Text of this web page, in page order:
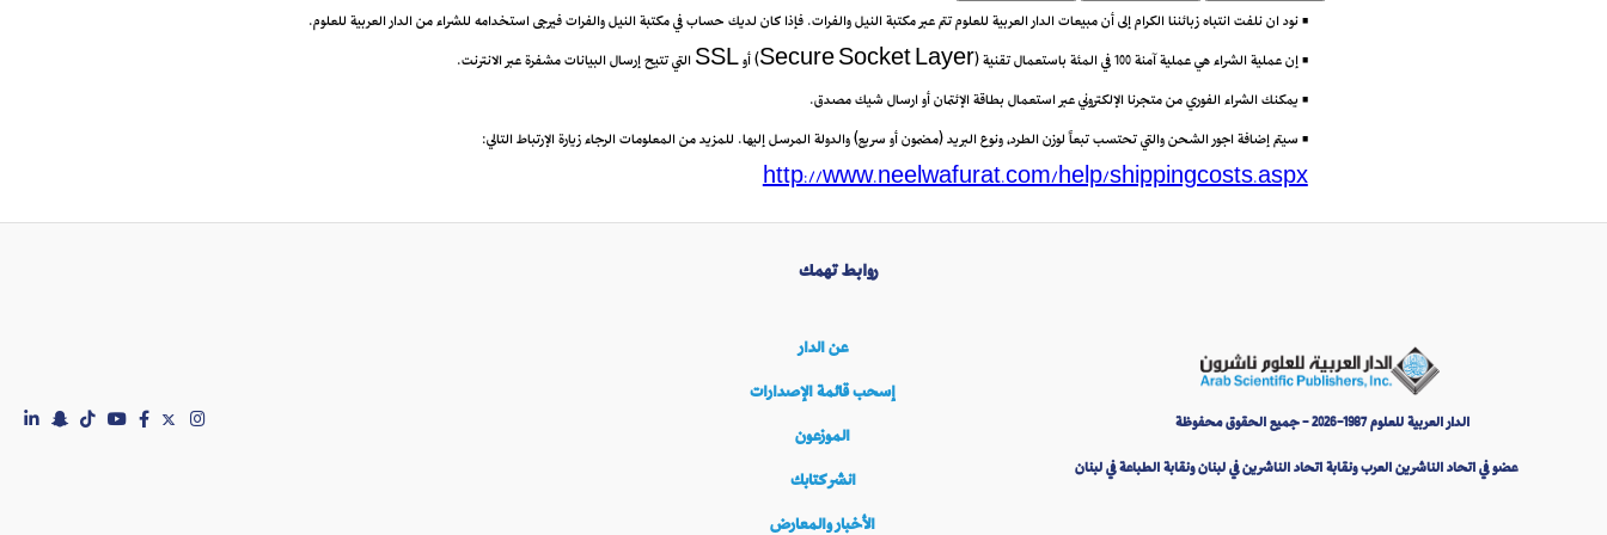
• نود ان نلفت انتباه زبائننا الكرام إلى أن مبيعات الدار العربية للعلوم تتم عبر مكتبة النيل والفرات. فإذا كان لديك حساب في مكتبة النيل والفرات فيرجى استخدامه للشراء من الدار العربية للعلوم.
• إن عملية الشراء هي عملية آمنة 100 في المئة باستعمال تقنية (Secure Socket Layer) أو SSL التي تتيح إرسال البيانات مشفرة عبر الانترنت.
• يمكنك الشراء الفوري من متجرنا الإلكتروني عبر استعمال بطاقة الإئتمان أو ارسال شيك مصدق.
• سيتم إضافة اجور الشحن والتي تحتسب تبعاً لوزن الطرد، ونوع البريد (مضمون أو سريع) والدولة المرسل إليها. للمزيد من المعلومات الرجاء زيارة الإرتباط التالي:
http://www.neelwafurat.com/help/shippingcosts.aspx
روابط تهمك
عن الدار
إسحب قائمة الإصدارات
الموزعون
انشر كتابك
الأخبار والمعارض
الدار العربية للعلوم 1987-2026 - جميع الحقوق محفوظة
عضو في اتحاد الناشرين العرب ونقابة اتحاد الناشرين في لبنان ونقابة الطباعة في لبنان